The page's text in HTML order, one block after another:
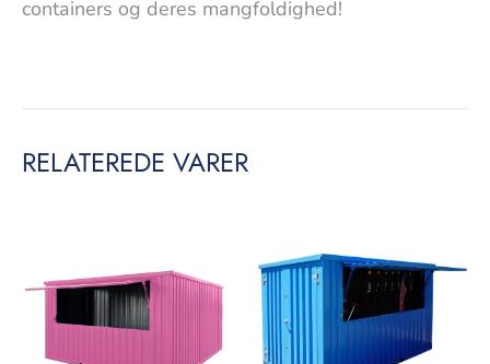
containers og deres mangfoldighed!
RELATEREDE VARER